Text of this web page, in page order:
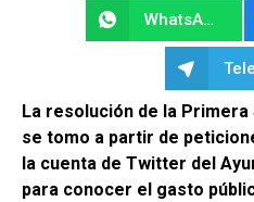
WhatsApp
La resolución de la
se tomo a partir de
la cuenta de Twitter del
para conocer el gasto